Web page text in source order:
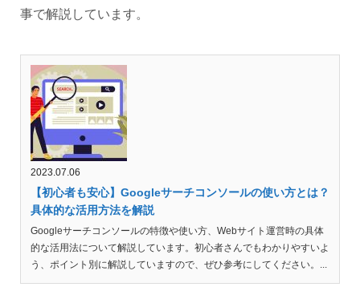
事で解説しています。
2023.07.06
【初心者も安心】Googleサーチコンソールの使い方とは？
具体的な活用方法を解説
Googleサーチコンソールの特徴や使い方、Webサイト運営時の具体
的な活用法について解説しています。初心者さんでもわかりやすいよ
う、ポイント別に解説していますので、ぜひ参考にしてください。...